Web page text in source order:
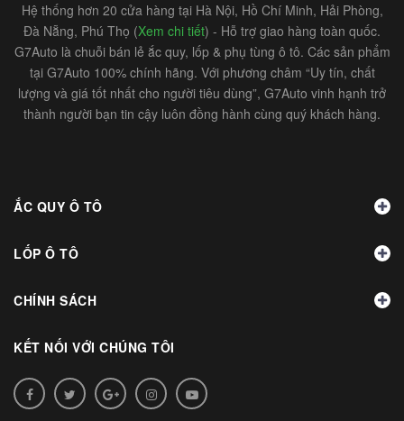
Hệ thống hơn 20 cửa hàng tại Hà Nội, Hồ Chí Minh, Hải Phòng,
Đà Nẵng, Phú Thọ (Xem chi tiết) - Hỗ trợ giao hàng toàn quốc.
G7Auto là chuỗi bán lẻ ắc quy, lốp & phụ tùng ô tô. Các sản phẩm
tại G7Auto 100% chính hãng. Với phương châm “Uy tín, chất
lượng và giá tốt nhất cho người tiêu dùng”, G7Auto vinh hạnh trở
thành người bạn tin cậy luôn đồng hành cùng quý khách hàng.
ẮC QUY Ô TÔ
LỐP Ô TÔ
CHÍNH SÁCH
KẾT NỐI VỚI CHÚNG TÔI